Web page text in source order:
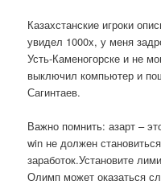
Казахстанские игроки
увидел 1000x, у меня
Усть-Каменогорске и не
выключил компьютер и
Сагинтаев.
Важно помнить: азарт –
win не должен
заработок.Установите
Олимп может оказаться